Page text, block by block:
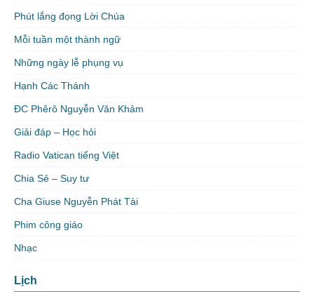
Phút lắng đọng Lời Chúa
Mỗi tuần một thành ngữ
Những ngày lễ phụng vụ
Hạnh Các Thánh
ĐC Phêrô Nguyễn Văn Khảm
Giải đáp – Học hỏi
Radio Vatican tiếng Việt
Chia Sẻ – Suy tư
Cha Giuse Nguyễn Phát Tài
Phim công giáo
Nhạc
Lịch